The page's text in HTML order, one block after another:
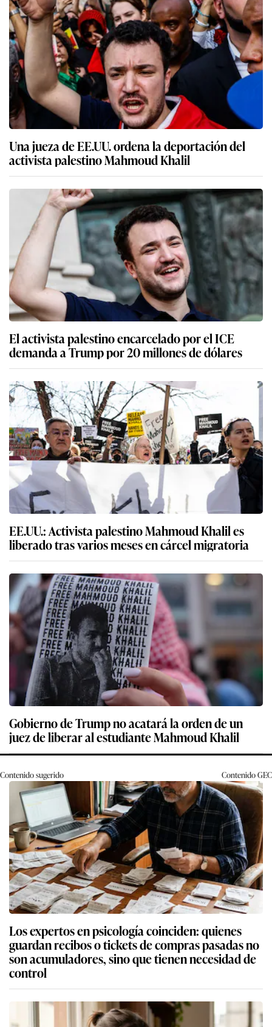
Una jueza de EE.UU. ordena la deportación del
activista palestino Mahmoud Khalil
El activista palestino encarcelado por el ICE
demanda a Trump por 20 millones de dólares
EE.UU.: Activista palestino Mahmoud Khalil es
liberado tras varios meses en cárcel migratoria
Gobierno de Trump no acatará la orden de un
juez de liberar al estudiante Mahmoud Khalil
Contenido sugerido ContenidoGEC
Los expertos en psicología coinciden: quienes
guardan recibos o tickets de compras pasadas no
son acumuladores, sino que tienen necesidad de
control